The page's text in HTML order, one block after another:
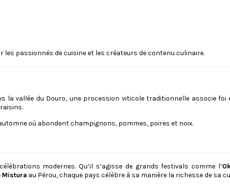
passionnés de cuisine et les créateurs de contenu culinaire.
la vallée du Douro, une procession viticole traditionnelle associe
où abondent champignons, pommes, poires et noix.
modernes. Qu’il s’agisse de grands festivals comme l’
Mistura au Pérou, chaque pays célèbre à sa manière la richesse de sa